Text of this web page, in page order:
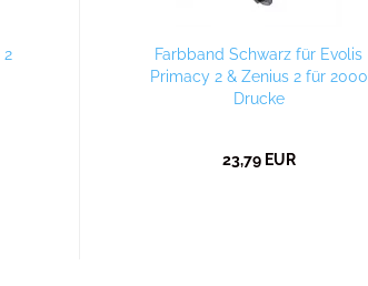
2
Farbband Schwarz für Evolis
Primacy 2 & Zenius 2 für 2000
Drucke
23,79 EUR